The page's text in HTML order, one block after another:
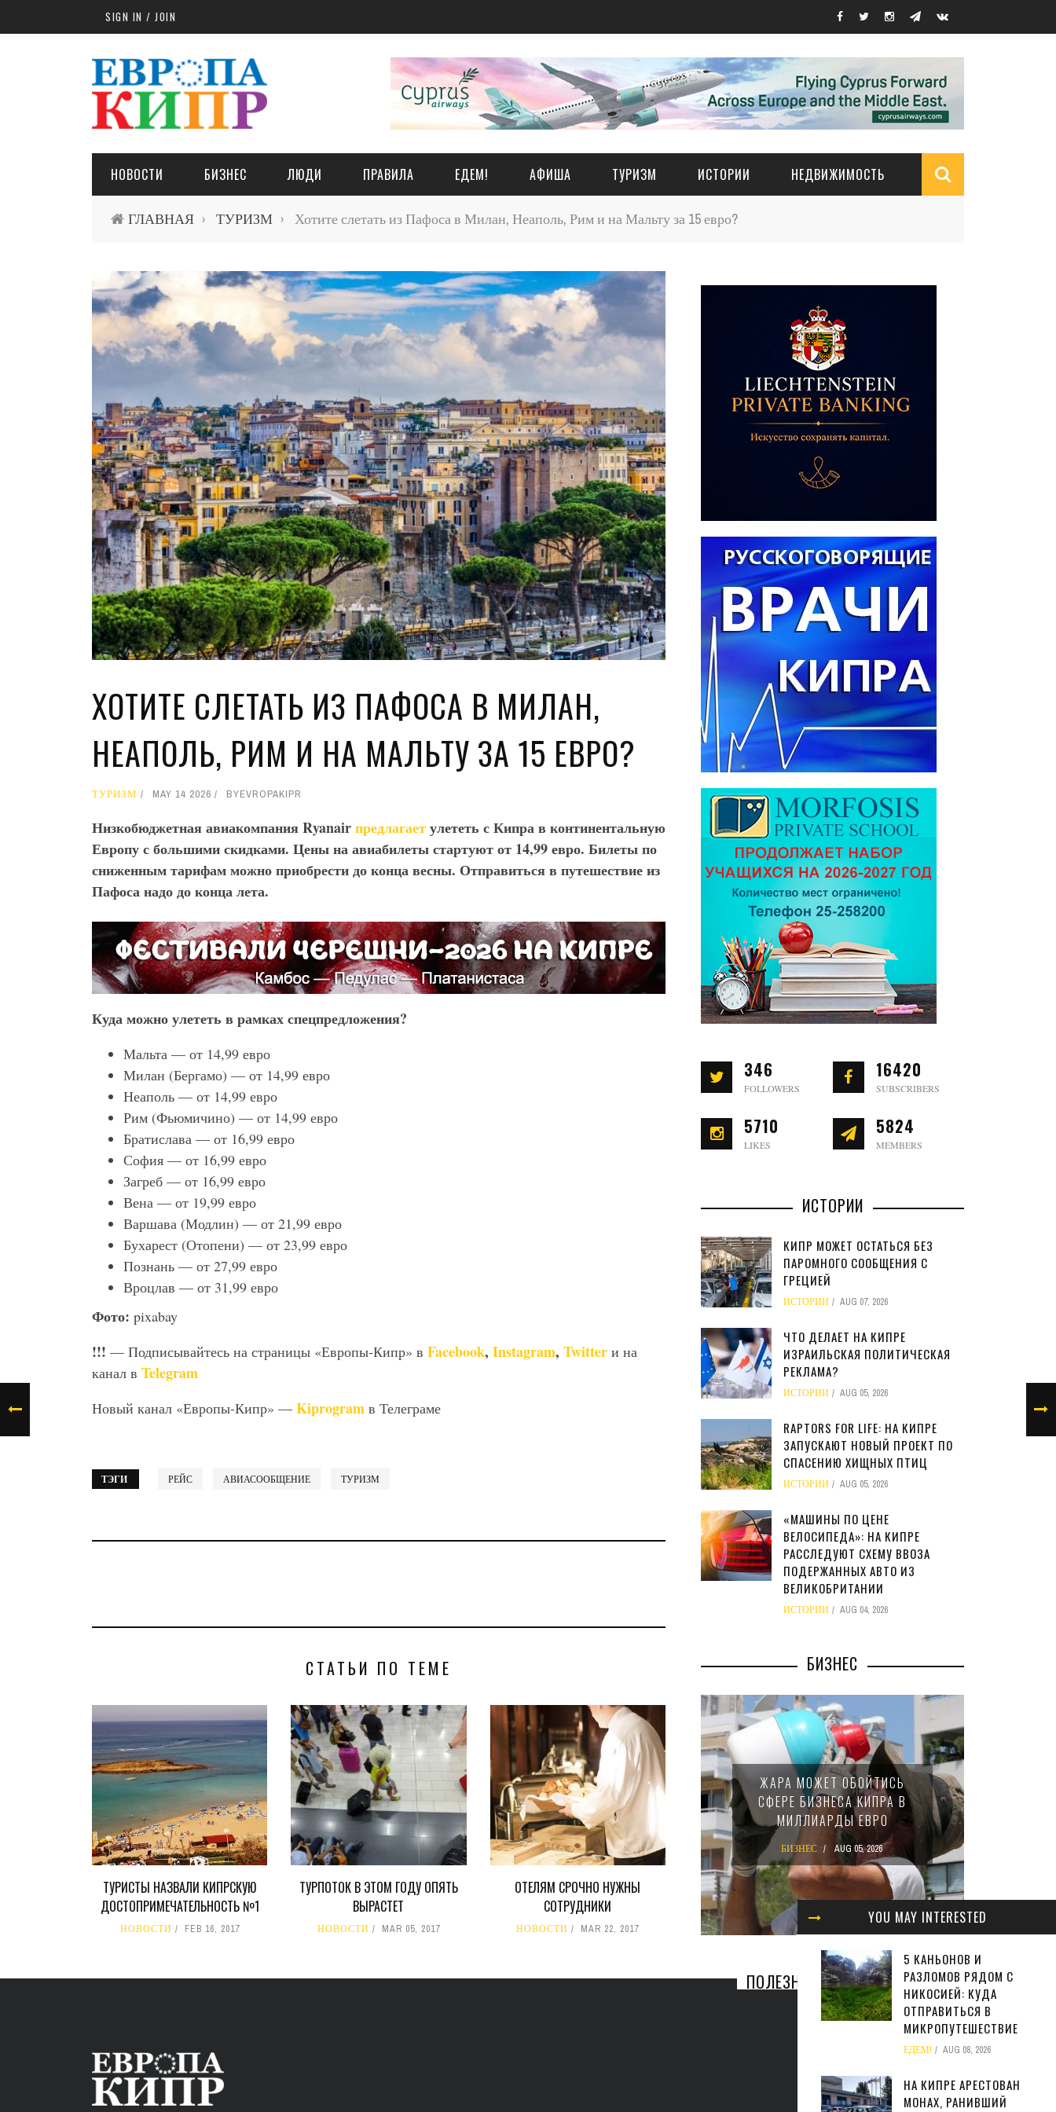
Skip to main contentSIGN IN / JOIN
НОВОСТИ БИЗНЕС ЛЮДИ ПРАВИЛА ЕДЕМ! АФИША ТУРИЗМ ИСТОРИИ НЕДВИЖИМОСТЬ
ГЛАВНАЯ › ТУРИЗМ › Хотите слетать из Пафоса в Милан, Неаполь, Рим и на Мальту за 15 евро?
ХОТИТЕ СЛЕТАТЬ ИЗ ПАФОСА В МИЛАН,
НЕАПОЛЬ, РИМ И НА МАЛЬТУ ЗА 15 ЕВРО?
ТУРИЗМ MAY 14 2026 BYEVROPAKIPR
Низкобюджетная авиакомпания Ryanairпредлагаетулететь с Кипра в континентальную
Европу с большими скидками. Цены на авиабилеты стартуют от 14,99 евро. Билеты по
сниженным тарифам можно приобрести до конца весны. Отправиться в путешествие из
Пафоса надо до конца лета.
Куда можно улететь в рамках спецпредложения?
Мальта — от 14,99 евро
Милан (Бергамо) — от 14,99 евро
Неаполь — от 14,99 евро
Рим (Фьюмичино) — от 14,99 евро
Братислава — от 16,99 евро
София — от 16,99 евро
Загреб — от 16,99 евро
Вена — от 19,99 евро
Варшава (Модлин) — от 21,99 евро
Бухарест (Отопени) — от 23,99 евро
Познань — от 27,99 евро
Вроцлав — от 31,99 евро
Фото: pixabay
!!! — Подписывайтесь на страницы «Европы-Кипр» в Facebook, Instagram, Twitter и на
канал в Telegram
Новый канал «Европы-Кипр» — Kiprogram в Телеграме
ТЭГИ РЕЙС АВИАСООБЩЕНИЕ ТУРИЗМ
СТАТЬИ ПО ТЕМЕ
ТУРИСТЫ НАЗВАЛИ КИПРСКУЮ
ДОСТОПРИМЕЧАТЕЛЬНОСТЬ №1
НОВОСТИ FEB 16, 2017
ТУРПОТОК В ЭТОМ ГОДУ ОПЯТЬ
ВЫРАСТЕТ
НОВОСТИ MAR 05, 2017
ОТЕЛЯМ СРОЧНО НУЖНЫ
СОТРУДНИКИ
НОВОСТИ MAR 22, 2017
YOU MAY INTERESTED
5 КАНЬОНОВ И
РАЗЛОМОВ РЯДОМ С
НИКОСИЕЙ: КУДА
ОТПРАВИТЬСЯ В
МИКРОПУТЕШЕСТВИЕ
ЕДЕМ! AUG 08, 2026
НА КИПРЕ АРЕСТОВАН
МОНАХ, РАНИВШИЙ
346
FOLLOWERS
16420
SUBSCRIBERS
5710
LIKES
5824
MEMBERS
ИСТОРИИ
КИПР МОЖЕТ ОСТАТЬСЯ БЕЗ
ПАРОМНОГО СООБЩЕНИЯ С
ГРЕЦИЕЙ
ИСТОРИИ AUG 07, 2026
ЧТО ДЕЛАЕТ НА КИПРЕ
ИЗРАИЛЬСКАЯ ПОЛИТИЧЕСКАЯ
РЕКЛАМА?
ИСТОРИИ AUG 05, 2026
RAPTORS FOR LIFE: НА КИПРЕ
ЗАПУСКАЮТ НОВЫЙ ПРОЕКТ ПО
СПАСЕНИЮ ХИЩНЫХ ПТИЦ
ИСТОРИИ AUG 05, 2026
«МАШИНЫ ПО ЦЕНЕ
ВЕЛОСИПЕДА»: НА КИПРЕ
РАССЛЕДУЮТ СХЕМУ ВВОЗА
ПОДЕРЖАННЫХ АВТО ИЗ
ВЕЛИКОБРИТАНИИ
ИСТОРИИ AUG 04, 2026
БИЗНЕС
В 2028 ГОДУ ENI НАЧНЕТ
ДОБЫЧУ ГАЗА НА
МЕСТОРОЖДЕНИИ KRONOS
НА КИПРСКОМ ШЕЛЬФЕ
БИЗНЕС JUL 28, 2026
ЖАРА МОЖЕТ ОБОЙТИСЬ
СФЕРЕ БИЗНЕСА КИПРА В
МИЛЛИАРДЫ ЕВРО
БИЗНЕС AUG 05, 2026
ПОЛЕЗНАЯ ИНФОРМАЦИЯ